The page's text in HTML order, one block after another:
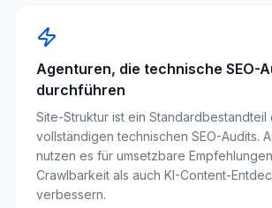
Agenturen, die technische SEO-
durchführen
Site-Struktur ist ein Standardbestandteil
vollständigen technischen SEO-Audits.
nutzen es für umsetzbare
Crawlbarkeit als auch KI-Content-
verbessern.